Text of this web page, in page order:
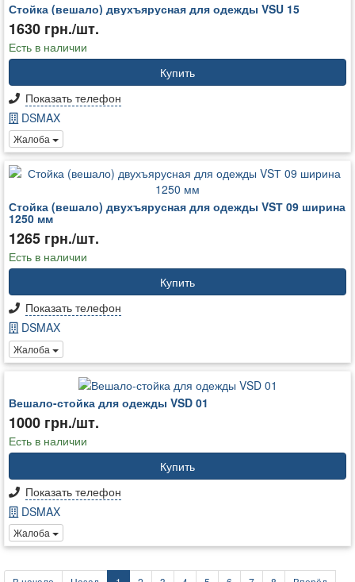
Стойка (вешало) двухъярусная для одежды VSU 15
1630 грн./шт.
Есть в наличии
Купить
Показать телефон
DSMAX
Жалоба
Стойка (вешало) двухъярусная для одежды VSТ 09 ширина
1250 мм
1265 грн./шт.
Есть в наличии
Купить
Показать телефон
DSMAX
Жалоба
Вешало-стойка для одежды VSD 01
1000 грн./шт.
Есть в наличии
Купить
Показать телефон
DSMAX
Жалоба